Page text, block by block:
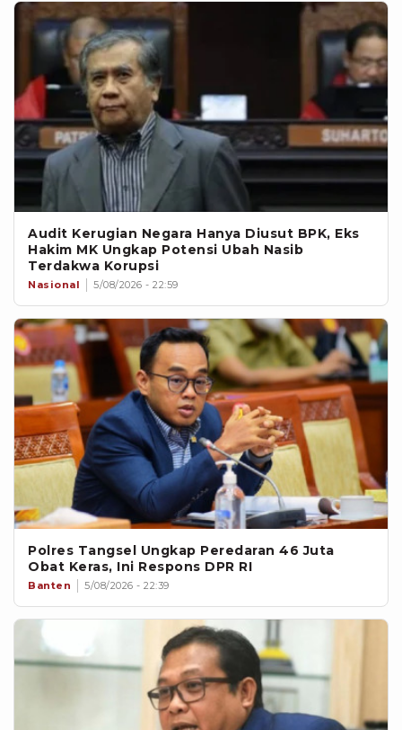
Audit Kerugian Negara Hanya Diusut BPK, Eks
Hakim MK Ungkap Potensi Ubah Nasib
Terdakwa Korupsi
Nasional 5/08/2026 - 22:59
Polres Tangsel Ungkap Peredaran 46 Juta
Obat Keras, Ini Respons DPR RI
Banten 5/08/2026 - 22:39